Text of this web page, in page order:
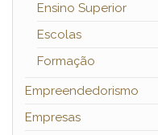
Ensino Superior
Escolas
Formação
Empreendedorismo
Empresas